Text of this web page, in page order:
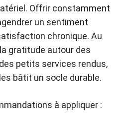
Offrir constamment
un sentiment
chronique. Au
gratitude autour des
petits services rendus,
bâtit un socle durable.
à appliquer :